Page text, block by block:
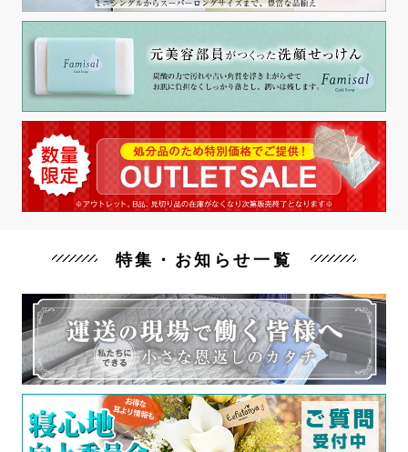
特集・お知らせ一覧